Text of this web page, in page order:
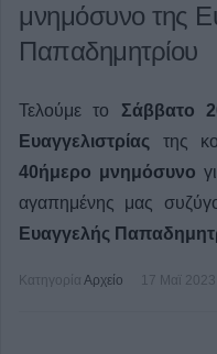
μνημόσυνο της
Παπαδημητρίου
Τελούμε το Σάββατο
Ευαγγελιστρίας της
40ήμερο μνημόσυνο
αγαπημένης μας
Ευαγγελής
Κατηγορία Αρχείο 17 Μαϊ 2023